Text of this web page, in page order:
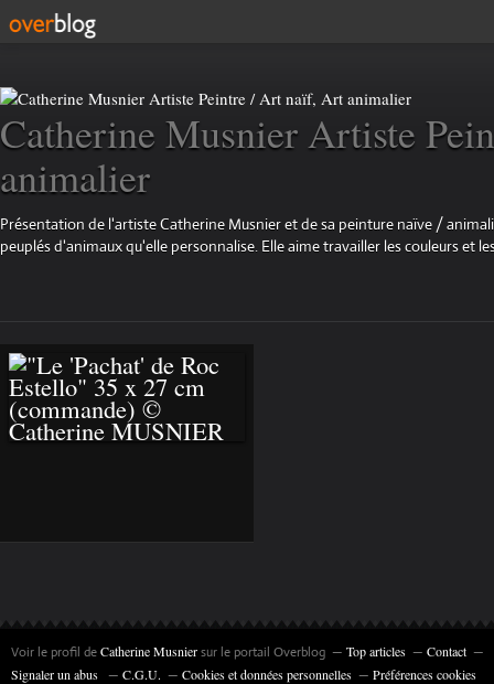
Catherine Musnier Artiste
animalier
Présentation de l'artiste Catherine Musnier et de sa peinture naïve /
peuplés d'animaux qu'elle personnalise. Elle aime travailler les couleurs et
ROC ESTELLO" 35 X
CATHERINE
MUSNIER
Voir le profil deCatherine Musniersur le portail Overblog Top articles
Contact
Signaler un abus
C.G.U. Cookies et données personnelles Préférences cookies